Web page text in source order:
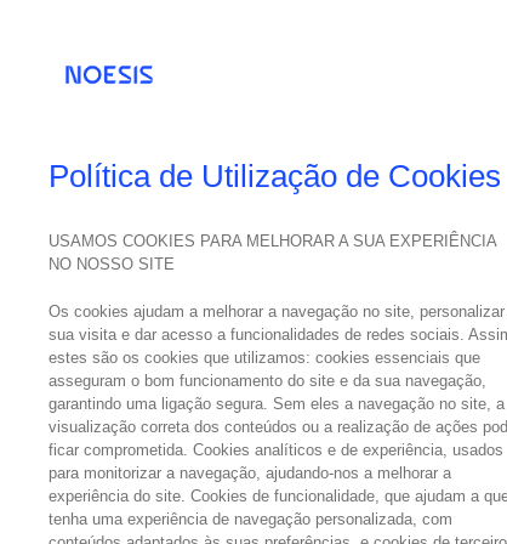
NOESIS NOS MEDIA
abril
2021
Saiba
Política de Utilização de Cookies
USAMOS COOKIES PARA MELHORAR A SUA EXPERIÊNCIA
NO NOSSO SITE
Os cookies ajudam a melhorar a navegação no site,
sua visita e dar acesso a funcionalidades de redes sociais.
estes são os cookies que utilizamos: cookies essenciais que
asseguram o bom funcionamento do site e da sua navegação,
garantindo uma ligação segura. Sem eles a navegação no site, a
visualização correta dos conteúdos ou a realização de ações
ficar comprometida. Cookies analíticos e de experiência, usados
para monitorizar a navegação, ajudando-nos a melhorar a
experiência do site. Cookies de funcionalidade, que ajudam a
tenha uma experiência de navegação personalizada, com